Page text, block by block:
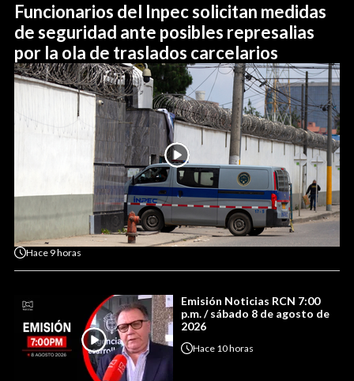
Funcionarios del Inpec solicitan medidas
de seguridad ante posibles represalias
por la ola de traslados carcelarios
Hace 9 horas
Emisión Noticias RCN 7:00
p.m. / sábado 8 de agosto de
2026
Hace 10 horas